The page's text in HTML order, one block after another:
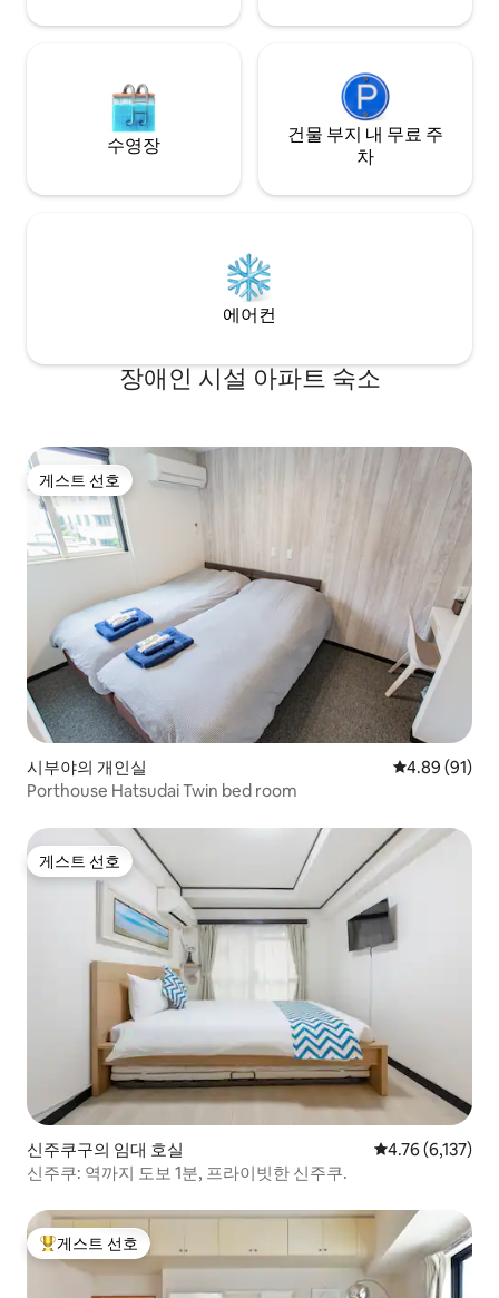
리하고 신주쿠, 하라주쿠, 시부야, 츠키지
건물 1층에 있으며 예약이 가능합니다. 매우
조용한 환경에 위치해 있어 원격 근무에 적
합합니다. 세탁기와 건조기가 완비되어 있
어 장시간 편안하게 지내실 수 있습니다.
수영장
건물 부지 내 무료 주
차
에어컨
장애인 시설 아파트 숙소
게스트 선호
게스트 선호
시부야의 개인실 평점 4.89점(5
4.89 (91)
Porthouse Hatsudai Twin bed room
게스트 선호
게스트 선호
신주쿠구의 임대 호실 평점 4.76점(5점
4.76 (6,137)
신주쿠: 역까지 도보 1분, 프라이빗한 신주쿠.
상위 게스트 선호
게스트 선호